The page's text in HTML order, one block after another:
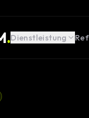
.Dienstleistung